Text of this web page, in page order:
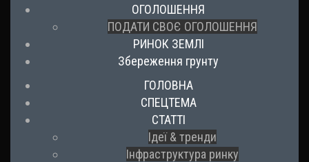
ОГОЛОШЕННЯ
ПОДАТИ СВОЄ ОГОЛОШЕННЯ
РИНОК ЗЕМЛІ
Збереження грунту
ГОЛОВНА
СПЕЦТЕМА
СТАТТІ
Ідеї & тренди
Інфраструктура ринку